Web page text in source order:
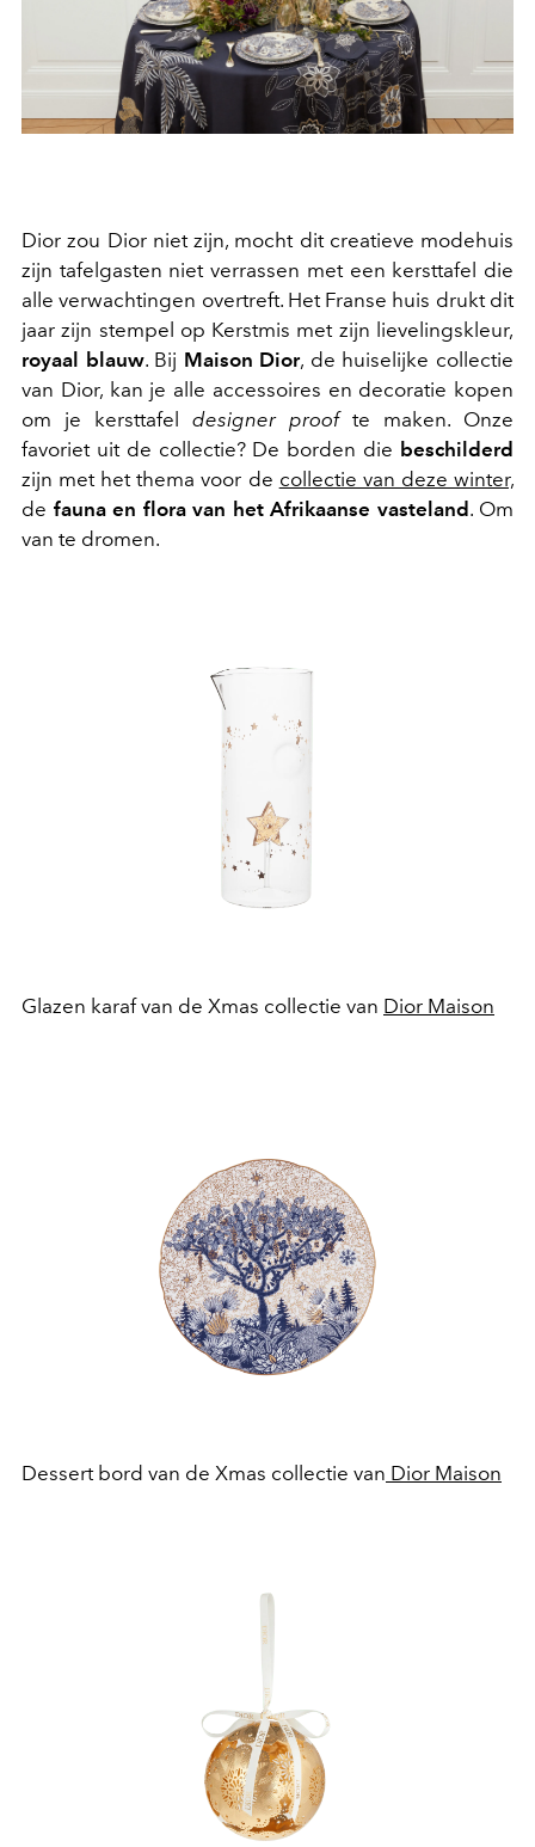
Dior zou Dior niet zijn, mocht dit creatieve modehuis
zijn tafelgasten niet verrassen met een kersttafel die
alle verwachtingen overtreft. Het Franse huis drukt dit
jaar zijn stempel op Kerstmis met zijn lievelingskleur,
royaal blauw. Bij Maison Dior, de huiselijke collectie
van Dior, kan je alle accessoires en decoratie kopen
om je kersttafel designer proof te maken. Onze
favoriet uit de collectie? De borden die beschilderd
zijn met het thema voor de collectie van deze winter,
de fauna en flora van het Afrikaanse vasteland . Om
van te dromen.
Glazen karaf van de Xmas collectie van Dior Maison
Dessert bord van de Xmas collectie van Dior Maison